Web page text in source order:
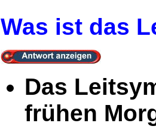
Was ist das
Das
frühen